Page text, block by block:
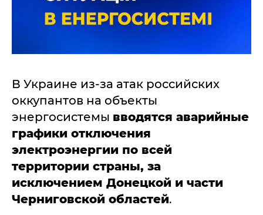
В Украине из-за атак российских
оккупантов на объекты
энергосистемы вводятся аварийные
графики отключения
электроэнергии по всей
территории страны, за
исключением Донецкой и части
Черниговской областей.